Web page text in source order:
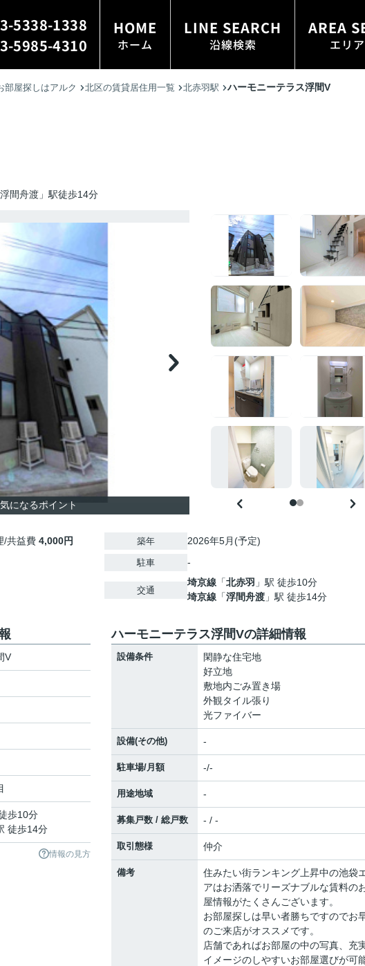
5338-1338
5985-4310
HOME
ホーム
LINE SEARCH
沿線検索
AREA
エリ
部屋探しはアルク 北区の賃貸居住用一覧 北赤羽駅 ハーモニーテラス浮間V
間舟渡」駅徒歩14分
になるポイント
共益費 4,000円 築年 2026年5月(予定)
駐車 -
交通
埼京線 「北赤羽 」駅 徒歩10分
埼京線 「浮間舟渡 」駅 徒歩14分
V
歩10分
徒歩14分
情報の見方
ハーモニーテラス浮間Vの詳細情報
設備条件
閑静な住宅地
好立地
敷地内ごみ置き場
外観タイル張り
光ファイバー
設備(その他) -
駐車場/月額 -/-
用途地域 -
募集戸数 / 総戸数 - / -
取引態様 仲介
備考
住みたい街ランキング上昇中の池袋
アはお洒落でリーズナブルな賃料の
屋情報がたくさんございます。
お部屋探しは早い者勝ちですのでお
のご来店がオススメです。
店舗であればお部屋の中の写真、充
イメージのしやすいお部屋選びが可